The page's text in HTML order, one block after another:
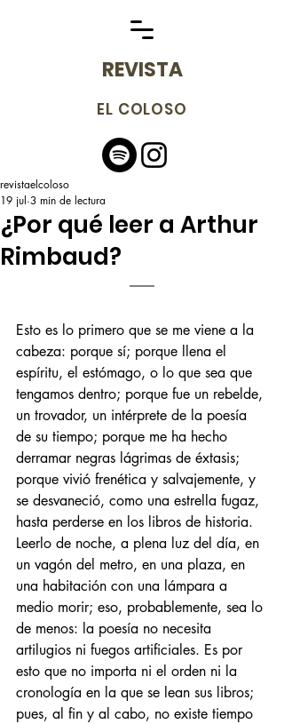
REVISTA
EL COLOSO
¿Por qué leer a Arthur
Rimbaud?
revistaelcoloso
19 jul 3 min de lectura
Esto es lo primero que se me viene a la
cabeza: porque sí; porque llena el
espíritu, el estómago, o lo que sea que
tengamos dentro; porque fue un rebelde,
un trovador, un intérprete de la poesía
de su tiempo; porque me ha hecho
derramar negras lágrimas de éxtasis;
porque vivió frenética y salvajemente, y
se desvaneció, como una estrella fugaz,
hasta perderse en los libros de historia.
Leerlo de noche, a plena luz del día, en
un vagón del metro, en una plaza, en
una habitación con una lámpara a
medio morir; eso, probablemente, sea lo
de menos: la poesía no necesita
artilugios ni fuegos artificiales. Es por
esto que no importa ni el orden ni la
cronología en la que se lean sus libros;
pues, al fin y al cabo, no existe tiempo